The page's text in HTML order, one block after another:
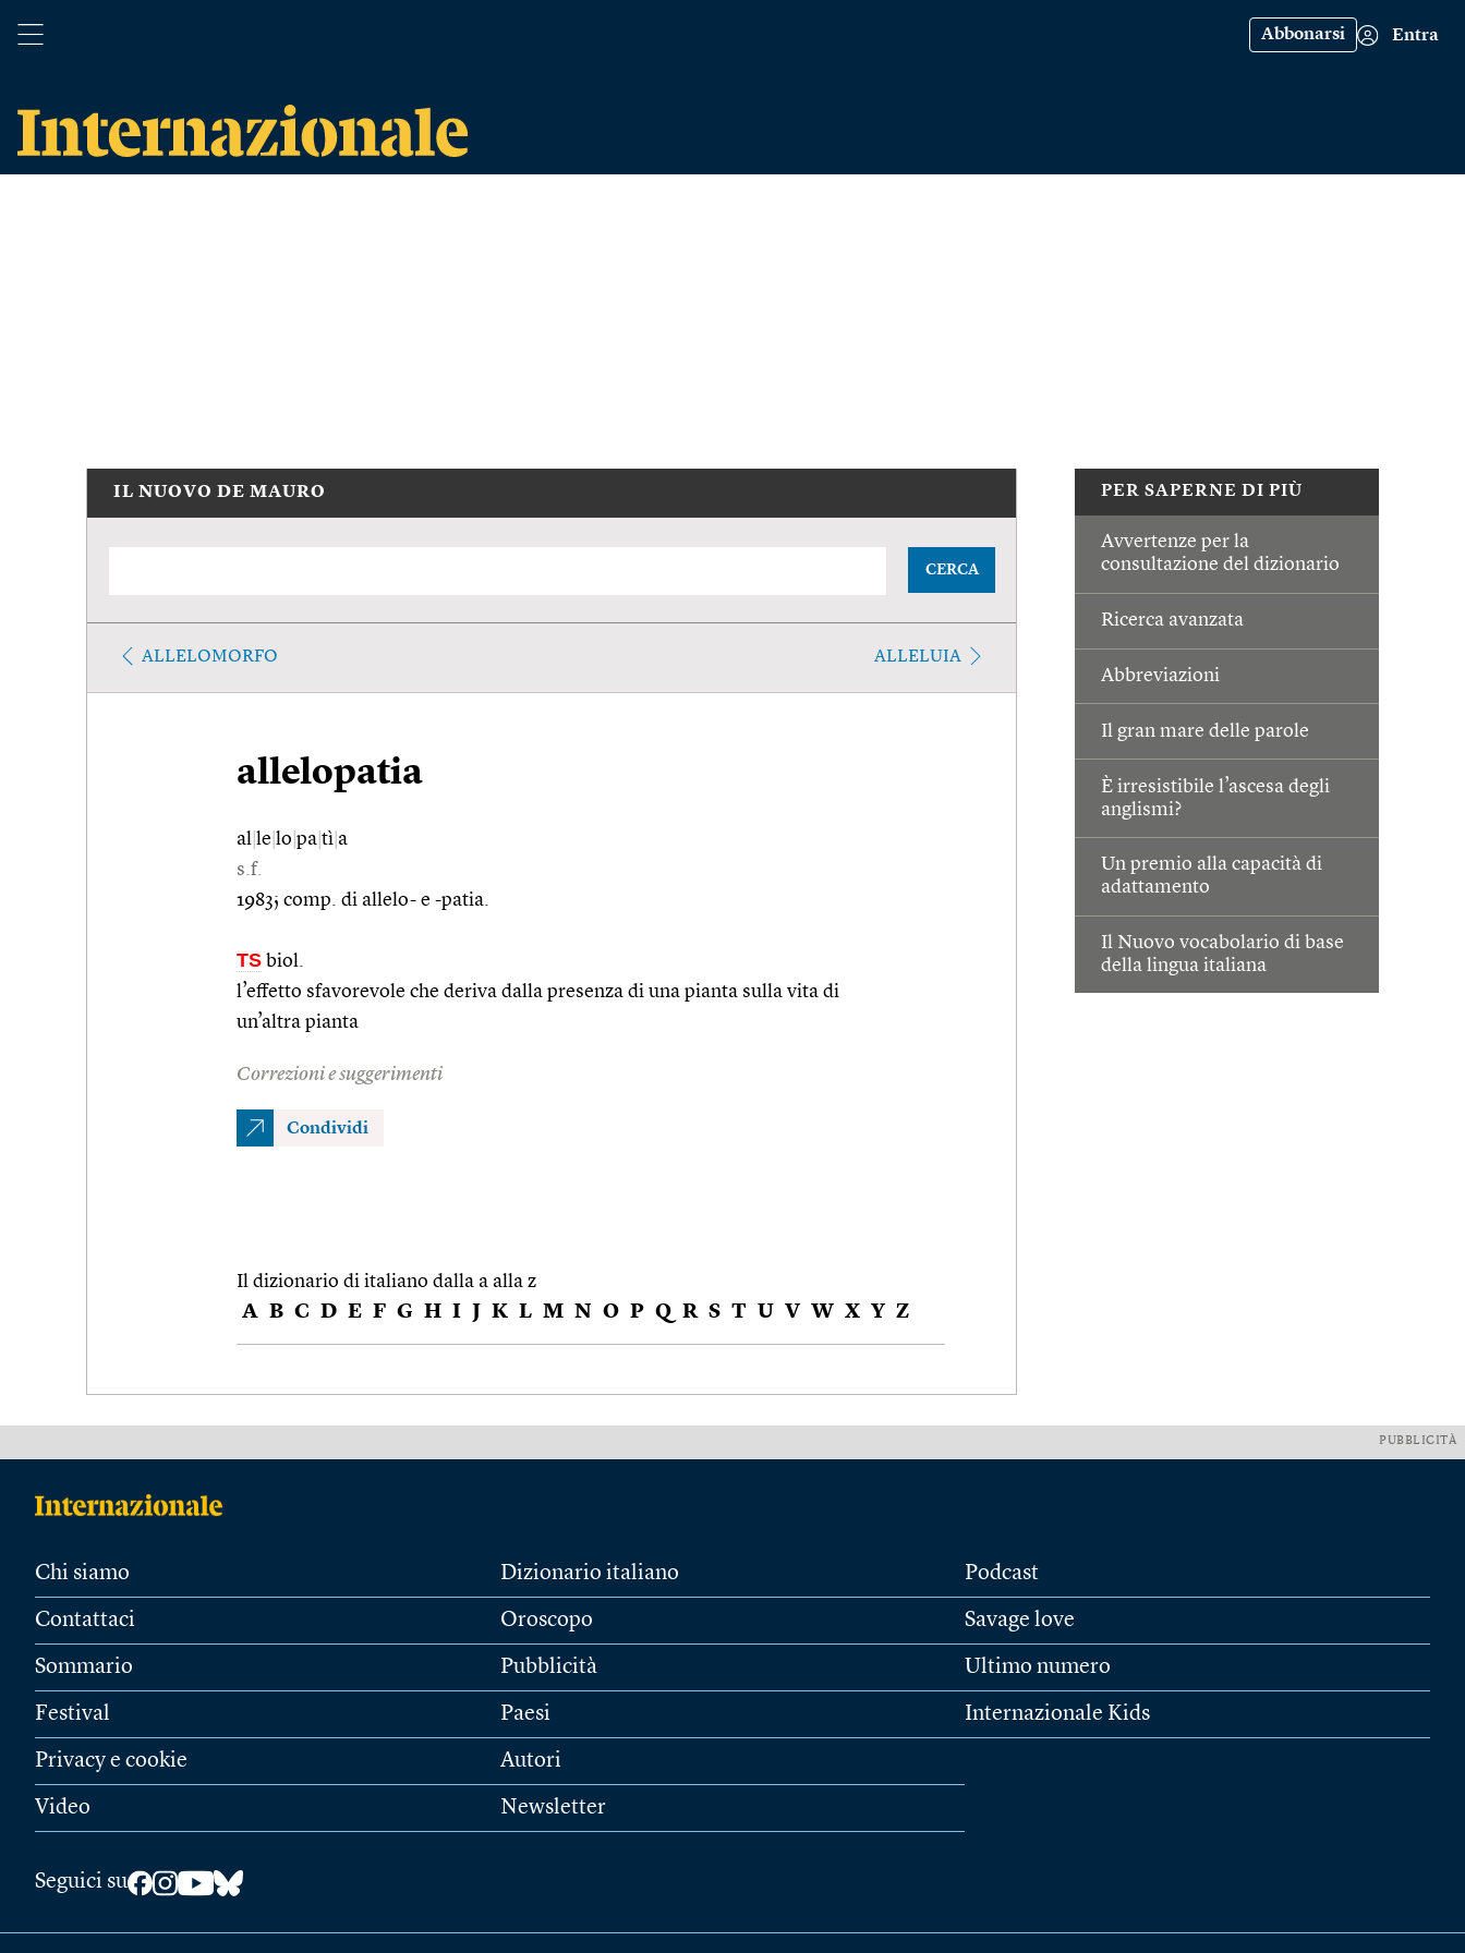
Abbonarsi Entra
PER SAPERNE DI PIÙ
Avvertenze per la
consultazione del dizionario
Ricerca avanzata
Abbreviazioni
Il gran mare delle parole
È irresistibile l’ascesa degli
anglismi?
Un premio alla capacità di
adattamento
Il Nuovo vocabolario di base
della lingua italiana
IL NUOVO DE MAURO
CERCA
ALLELOMORFO ALLELUIA
allelopatia
al le lo pa tì a
s.f.
1983; comp. di allelo- e -patia.
TS biol.
l’effetto sfavorevole che deriva dalla presenza di una pianta sulla vita di
un’altra pianta
Correzioni e suggerimenti
Condividi
Il dizionario di italiano dalla a alla z
A B C D E F G H I J K L M N O P Q R S T U V W X Y Z
PUBBLICITÀ
Chi siamo
Contattaci
Sommario
Festival
Privacy e cookie
Video
Dizionario italiano
Oroscopo
Pubblicità
Paesi
Autori
Newsletter
Podcast
Savage love
Ultimo numero
Internazionale Kids
Seguici su